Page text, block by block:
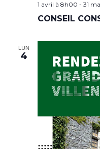
1 avril à 8h00 - 31
CONSEIL
LUN
4